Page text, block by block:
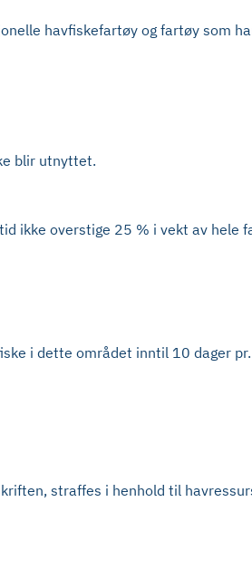
havfiskefartøy og fartøy som
blir utnyttet.
ikke overstige 25 % i vekt av hele
i dette området inntil 10 dager
straffes i henhold til